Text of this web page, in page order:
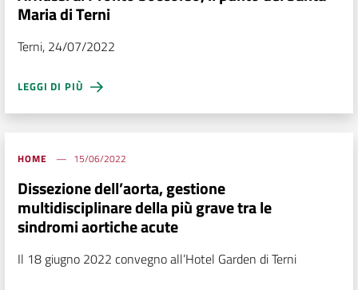
Maria di Terni
Terni, 24/07/2022
LEGGI DI PIÙ
HOME 15/06/2022
Dissezione dell’aorta, gestione
multidisciplinare della più grave tra le
sindromi aortiche acute
Il 18 giugno 2022 convegno all’Hotel Garden di Terni